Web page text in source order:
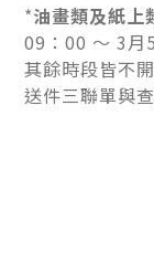
*油畫類及紙上
09：00 ～ 3月
其餘時段皆不
送件三聯單與